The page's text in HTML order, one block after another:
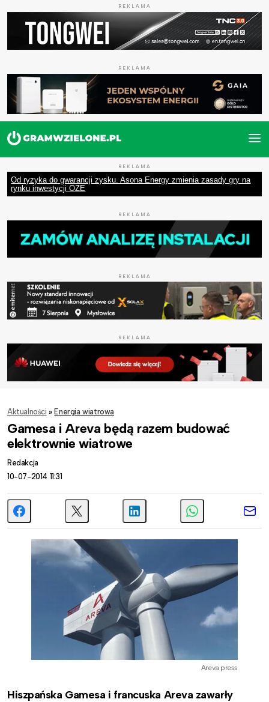
REKLAMA
REKLAMA
REKLAMA
Od ryzyka do gwarancji zysku. Asona Energy zmienia zasady gry na
rynku inwestycji OZE
REKLAMA
REKLAMA
REKLAMA
Aktualności » Energia wiatrowa
Gamesa i Areva będą razem budować
elektrownie wiatrowe
Redakcja
10-07-2014 11:31
Areva press
Hiszpańska Gamesa i francuska Areva zawarły